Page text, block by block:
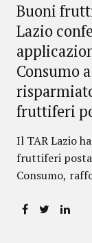
Buoni
Lazio
Consumo
fruttiferi
Il TAR Lazio
fruttiferi
Consumo,
possibilità di